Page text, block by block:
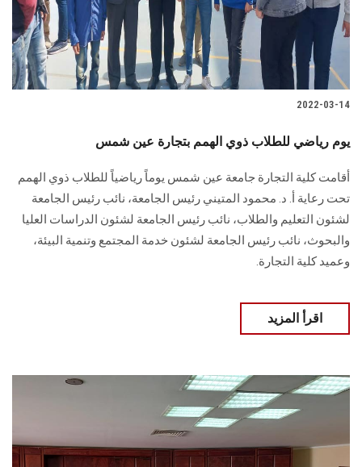
2022-03-14
يوم رياضي للطلاب ذوي الهمم بتجارة عين شمس
أقامت كلية التجارة جامعة عين شمس يوماً رياضياً للطلاب ذوي الهمم
تحت رعاية أ. د. محمود المتيني رئيس الجامعة، نائب رئيس الجامعة
لشئون التعليم والطلاب، نائب رئيس الجامعة لشئون الدراسات العليا
والبحوث، نائب رئيس الجامعة لشئون خدمة المجتمع وتنمية البيئة،
وعميد كلية التجارة.
اقرأ المزيد